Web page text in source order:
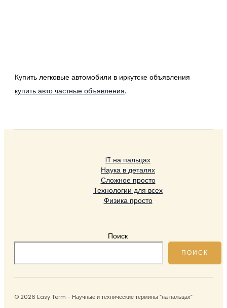
Купить легковые автомобили в иркутске объявления
купить авто частные объявления.
IT на пальцах
Наука в деталях
Сложное просто
Технологии для всех
Физика просто
Поиск
ПОИСК
© 2026 Easy Term - Научные и технические термины “на пальцах”